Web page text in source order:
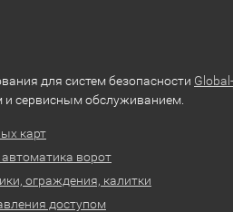
для систем безопасности Global-
сервисным обслуживанием.
карт
ворот
ограждения, калитки
доступом